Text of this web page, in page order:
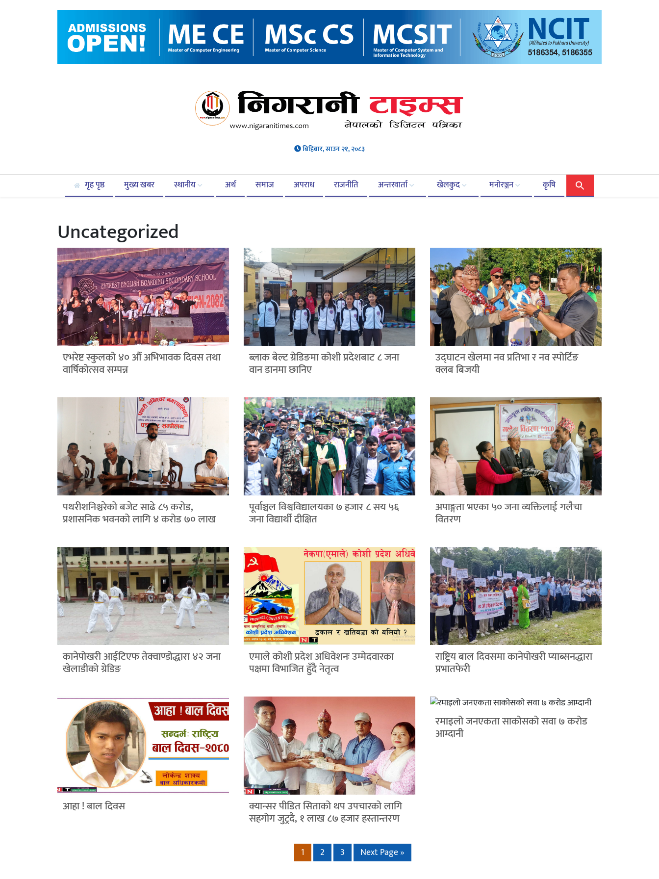
बिहिबार, साउन २१, २०८३
गृह पृष्ठ मुख्य खबर स्थानीय अर्थ समाज अपराध राजनीति अन्तरवार्ता खेलकुद मनोरञ्जन कृषि
Uncategorized
एभरेष्ट स्कुलको ४० औँ अभिभावक दिवस तथा
वार्षिकोत्सव सम्पन्न
ब्लाक बेल्ट ग्रेडिङमा कोशी प्रदेशबाट ८ जना
वान डानमा छानिए
उद्घाटन खेलमा नव प्रतिभा र नव स्पोर्टिङ
क्लब बिजयी
पथरीशनिश्चरेको बजेट साढे ८५ करोड,
प्रशासनिक भवनको लागि ४ करोड ७० लाख
पूर्वाञ्चल विश्वविद्यालयका ७ हजार ८ सय ५६
जना विद्यार्थी दीक्षित
अपाङ्गता भएका ५० जना व्यक्तिलाई गलैचा
वितरण
कानेपोखरी आईटिएफ तेक्वाण्डोद्धारा ४२ जना
खेलाडीको ग्रेडिङ
एमाले कोशी प्रदेश अधिवेशनः उम्मेदवारका
पक्षमा विभाजित हुँदै नेतृत्व
राष्ट्रिय बाल दिवसमा कानेपोखरी प्याब्सनद्धारा
प्रभातफेरी
आहा ! बाल दिवस क्यान्सर पीडित सिताको थप उपचारको लागि
सहगोग जुट्रदै, १ लाख ८७ हजार हस्तान्तरण
रमाइलो जनएकता साकोसको सवा ७ करोड
आम्दानी
1 2 3 Next Page »